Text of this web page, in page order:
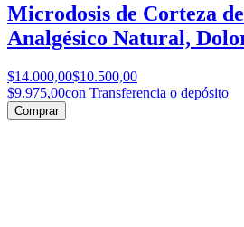
Microdosis de Corteza
Analgésico Natural,
$14.000,00$10.500,00
$9.975,00con Transferencia o depósito
Comprar